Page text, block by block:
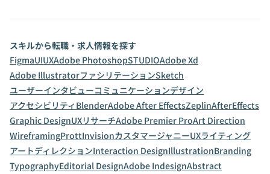
スキルから転職・求人情報を探す
FigmaUIUXAdobe PhotoshopSTUDIOAdobe Xd
Adobe IllustratorファシリテーションSketch
ユーザーインタビューコミュニケーションデザイン
アクセシビリティ BlenderAdobe After EffectsZeplinAfterEffects
Graphic DesignUXリサーチAdobe Premier ProArt Direction
WireframingProttInvisionカスタマージャニーUXライティング
アートディレクションInteraction DesignIllustrationBranding
TypographyEditorial DesignAdobe IndesignAbstract